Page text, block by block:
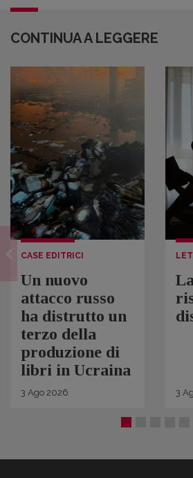
CONTINUA A LEGGERE
CASE EDITRICI
Un nuovo
attacco russo
ha distrutto un
terzo della
produzione di
libri in Ucraina
3 Ago 2026 3